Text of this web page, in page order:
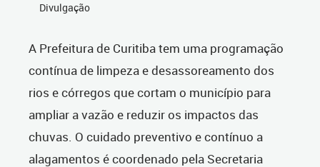
Divulgação
A Prefeitura de Curitiba tem uma programação
contínua de limpeza e desassoreamento dos
rios e córregos que cortam o município para
ampliar a vazão e reduzir os impactos das
chuvas. O cuidado preventivo e contínuo a
alagamentos é coordenado pela Secretaria